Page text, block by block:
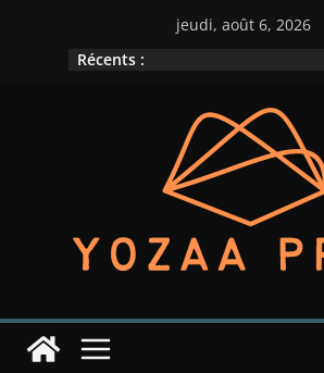
jeudi, août 6, 2026
Récents :